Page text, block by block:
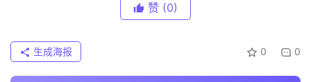
赞 (0)
0 0
生成海报